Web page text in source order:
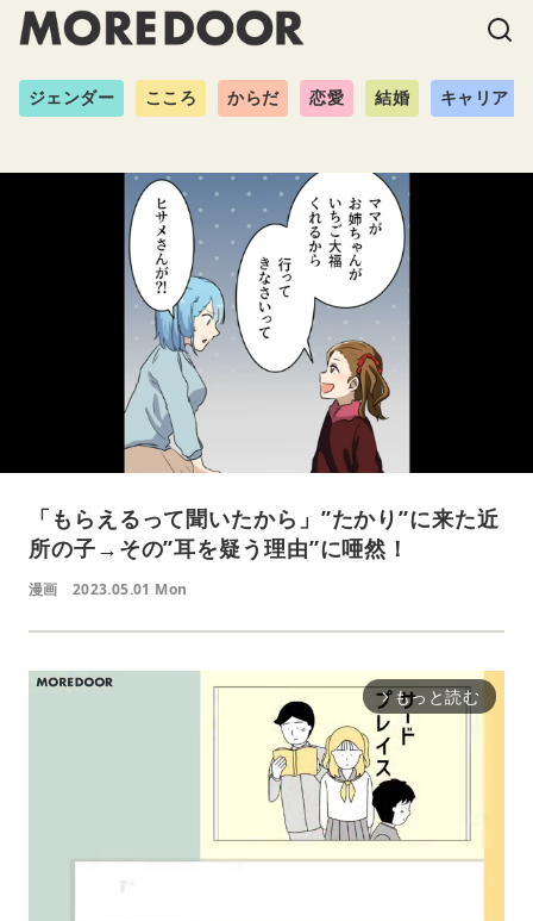
ジェンダー こころ からだ 恋愛 結婚 キャリア
「もらえるって聞いたから」”たかり”に来た近
所の子→その”耳を疑う理由”に唖然！
漫画 2023.05.01 Mon
arrow_forward_ios もっと読む